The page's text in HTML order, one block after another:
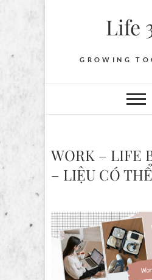
Life
GROWING
WORK – LIFE
– LIỆU CÓ